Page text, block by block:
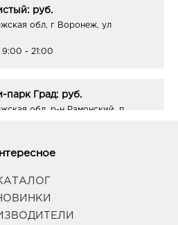
руб.
обл, г Воронеж, ул
9:00 - 21:00
парк Град: руб.
обл, р-н Рамонский, п
руб.
обл, г Воронеж, пр-кт
9:00 - 21:00